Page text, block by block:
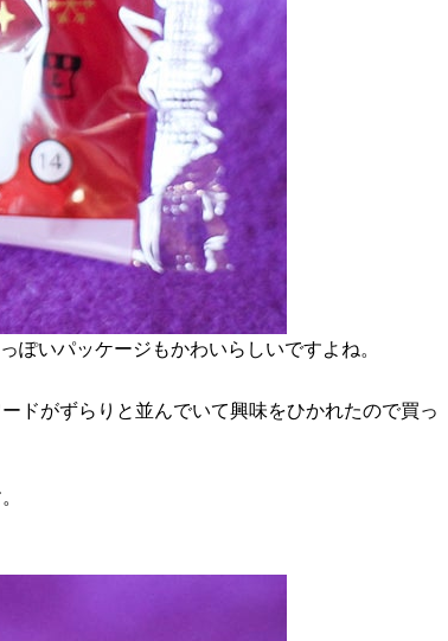
ぽいパッケージもかわいらしいですよね。
ドがずらりと並んでいて興味をひかれたので買っ